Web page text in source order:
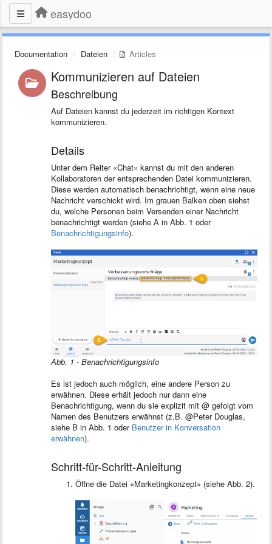
easydoo
Documentation Dateien Articles
Kommunizieren auf Dateien
Beschreibung
Auf Dateien kannst du jederzeit im richtigen Kontext
kommunizieren.
Details
Unter dem Reiter «Chat» kannst du mit den anderen
Kollaboratoren der entsprechenden Datei kommunizieren.
Diese werden automatisch benachrichtigt, wenn eine neue
Nachricht verschickt wird. Im grauen Balken oben siehst
du, welche Personen beim Versenden einer Nachricht
benachrichtigt werden (siehe A in Abb. 1 oder
Benachrichtigungsinfo).
Abb. 1 - Benachrichtigungsinfo
Es ist jedoch auch möglich, eine andere Person zu
erwähnen. Diese erhält jedoch nur dann eine
Benachrichtigung, wenn du sie explizit mit @ gefolgt vom
Namen des Benutzers erwähnst (z.B. @Peter Douglas,
siehe B in Abb. 1 oder Benutzer in Konversation
erwähnen).
Schritt-für-Schritt-Anleitung
Öffne die Datei «Marketingkonzept» (siehe Abb. 2).